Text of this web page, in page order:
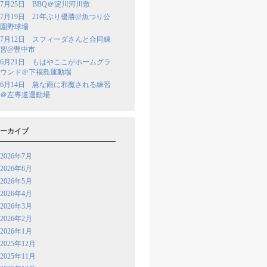
7月25日 BBQ＠淀川河川敷
7月19日 21年ぶり優勝@魚つり公
園野球場
7月12日 スフィーダさんと合同練
習@豊中市
6月21日 もはやここがホームグラ
ウンド＠下福島運動場
6月14日 急な雨に邪魔される練習
＠左専道運動場
カイブ
2026年7月
2026年6月
2026年5月
2026年4月
2026年3月
2026年2月
2026年1月
2025年12月
2025年11月